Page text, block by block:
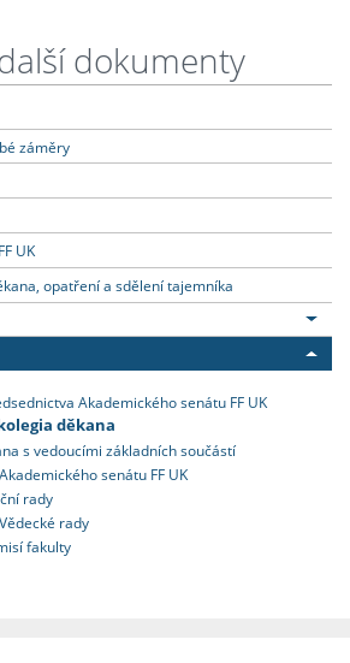
dokumenty
záměry
UK
opatření a sdělení tajemníka
Akademického senátu FF UK
děkana
s vedoucími základních součástí
senátu FF UK
rady
rady
fakulty